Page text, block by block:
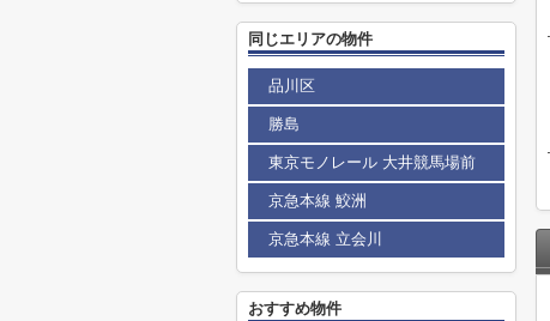
同じエリアの物件
品川区
勝島
東京モノレール 大井競馬場前
京急本線 鮫洲
京急本線 立会川
おすすめ物件